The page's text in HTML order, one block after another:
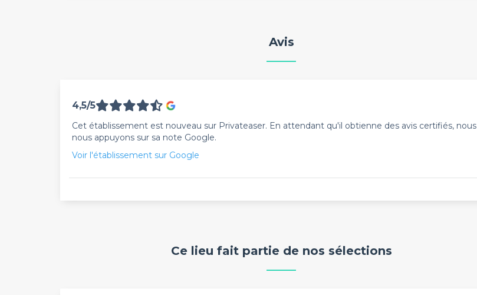
Avis
4,5/5
Cet établissement est nouveau sur Privateaser. En attendant qu'il obtienne des avis certifiés, nous
nous appuyons sur sa note Google.
Voir l'établissement sur Google
Ce lieu fait partie de nos sélections